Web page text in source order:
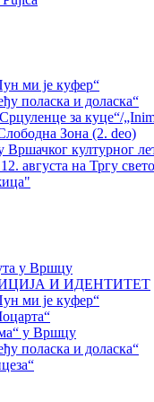
ми је куфер“
поласка и доласка“
за куце“/
Зона (2. deo)
Вршачког културног
августа на Тргу
у Вршцу
И ИДЕНТИТЕТ
ми је куфер“
у Вршцу
поласка и доласка“